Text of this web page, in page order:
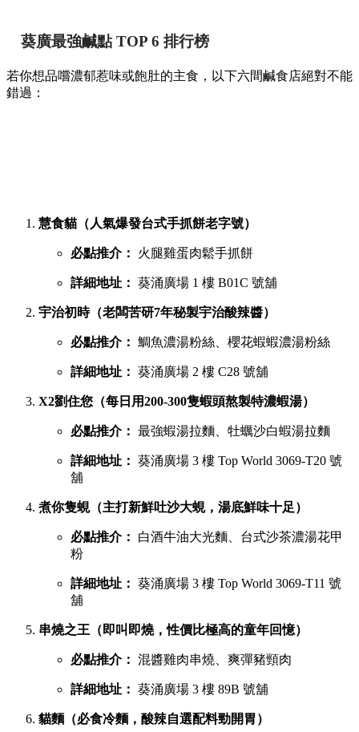
葵廣最強鹹點 TOP 6 排行榜
若你想品嚐濃郁惹味或飽肚的主食，以下六間鹹食店絕對不能
錯過：
慧食貓（人氣爆發台式手抓餅老字號）
必點推介： 火腿雞蛋肉鬆手抓餅
詳細地址： 葵涌廣場 1 樓 B01C 號舖
宇治初時（老闆苦研7年秘製宇治酸辣醬）
必點推介： 鯛魚濃湯粉絲、櫻花蝦蝦濃湯粉絲
詳細地址： 葵涌廣場 2 樓 C28 號舖
X2劉住您（每日用200-300隻蝦頭熬製特濃蝦湯）
必點推介： 最強蝦湯拉麵、牡蠣沙白蝦湯拉麵
詳細地址： 葵涌廣場 3 樓 Top World 3069-T20 號
舖
煮你隻蜆（主打新鮮吐沙大蜆，湯底鮮味十足）
必點推介：
白酒牛油大光麵、台式沙茶濃湯花甲
粉
詳細地址： 葵涌廣場 3 樓 Top World 3069-T11 號
舖
串燒之王（即叫即燒，性價比極高的童年回憶）
必點推介： 混醬雞肉串燒、爽彈豬頸肉
詳細地址： 葵涌廣場 3 樓 89B 號舖
貓麵（必食冷麵，酸辣自選配料勁開胃）